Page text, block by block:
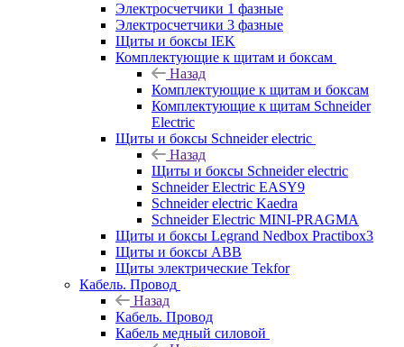
Электросчетчики 1 фазные
Электросчетчики 3 фазные
Щиты и боксы IEK
Комплектующие к щитам и боксам
Назад
Комплектующие к щитам и боксам
Комплектующие к щитам Schneider
Electric
Щиты и боксы Schneider electric
Назад
Щиты и боксы Schneider electric
Schneider Electric EASY9
Schneider electric Kaedra
Schneider Electric MINI-PRAGMA
Щиты и боксы Legrand Nedbox Practibox3
Щиты и боксы ABB
Щиты электрические Tekfor
Кабель. Провод
Назад
Кабель. Провод
Кабель медный силовой